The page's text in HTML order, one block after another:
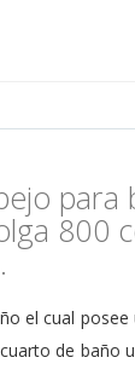
para
800
el cual posee
de baño